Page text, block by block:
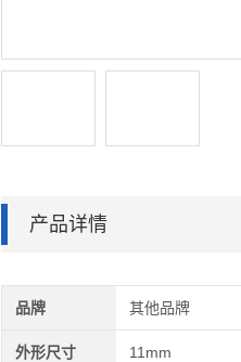
产品详情
品牌 其他品牌
外形尺寸 11mm